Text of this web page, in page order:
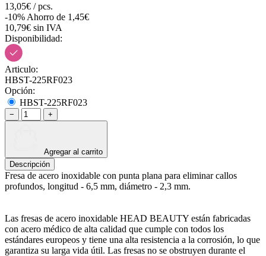
13,05€ / pcs.
-10% Ahorro de 1,45€
10,79€ sin IVA
Disponibilidad:
Articulo:
HBST-225RF023
Opción:
HBST-225RF023
− +
Agregar al carrito
Descripción
Fresa de acero inoxidable con punta plana para eliminar callos
profundos, longitud - 6,5 mm, diámetro - 2,3 mm.
Las fresas de acero inoxidable HEAD BEAUTY están fabricadas
con acero médico de alta calidad que cumple con todos los
estándares europeos y tiene una alta resistencia a la corrosión, lo que
garantiza su larga vida útil. Las fresas no se obstruyen durante el